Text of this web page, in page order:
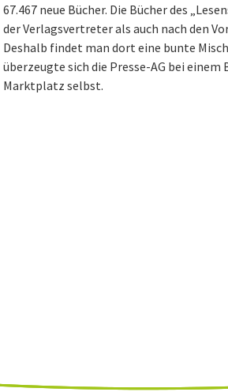
67.467 neue Bücher. Die Bücher des
der Verlagsvertreter als auch nach den
Deshalb findet man dort eine bunte
überzeugte sich die Presse-AG bei
Marktplatz selbst.